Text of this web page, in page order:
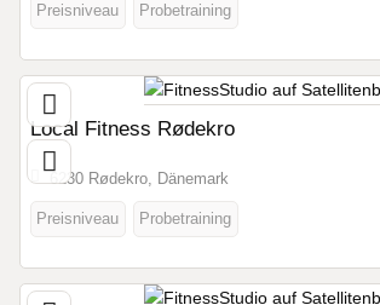
Preisniveau Probetraining
Local Fitness Rødekro
6230 Rødekro, Dänemark
Preisniveau Probetraining